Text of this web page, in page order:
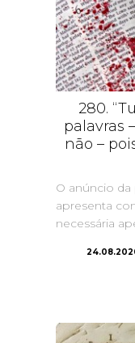
280.
palavras
não –
O anúncio da
apresenta
necessária